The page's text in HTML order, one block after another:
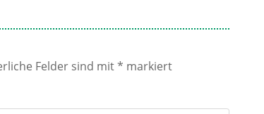
Felder sind mit* markiert